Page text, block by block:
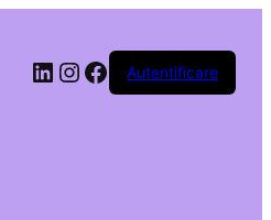
LinkedIn
Instagram
Facebook
Autentificare